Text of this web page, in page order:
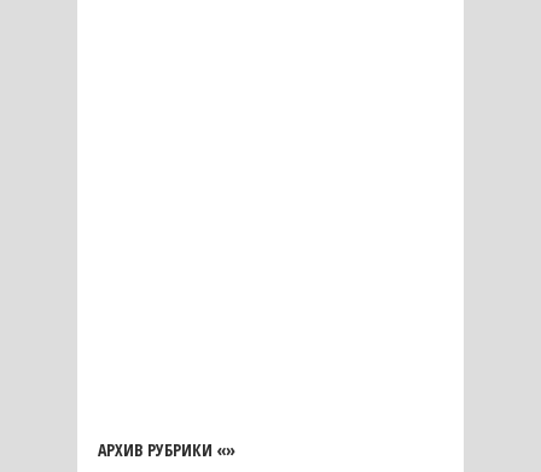
АРХИВ РУБРИКИ «»